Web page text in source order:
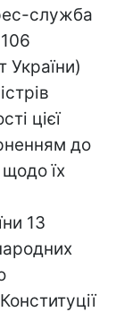
служба
України)
цієї
до
їх
13